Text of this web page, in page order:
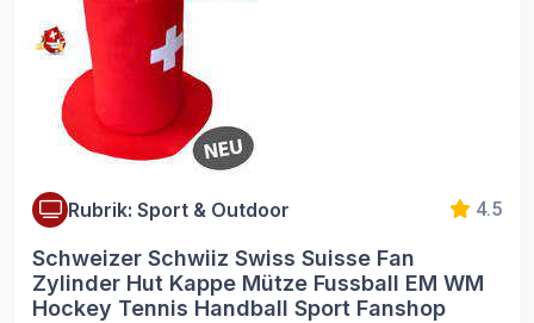
Rubrik: Sport & Outdoor 4.5
Schweizer Schwiiz Swiss Suisse Fan
Zylinder Hut Kappe Mütze Fussball EM WM
Hockey Tennis Handball Sport Fanshop